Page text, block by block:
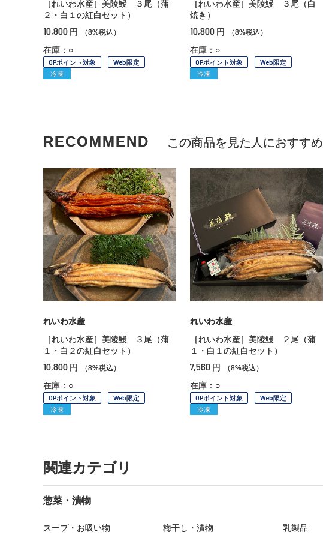
［れいわ水産］美陵鰻 ３尾（蒲
２・白１の紅白セット）
10,800 円 （8%税込）
在庫：○
OPポイント対象
Web限定
冷凍
［れいわ水産］美陵鰻 ３尾（白
焼き）
10,800 円 （8%税込）
在庫：○
OPポイント対象
Web限定
冷凍
RECOMMEND この商品を見た人におすすめ
れいわ水産
［れいわ水産］美陵鰻 ３尾（蒲
１・白２の紅白セット）
10,800 円 （8%税込）
在庫：○
OPポイント対象
Web限定
冷凍
れいわ水産
［れいわ水産］美陵鰻 ２尾（蒲
１・白１の紅白セット）
7,560 円 （8%税込）
在庫：○
OPポイント対象
Web限定
冷凍
関連カテゴリ
惣菜・漬物
スープ・お吸い物 梅干し・漬物 乳製品